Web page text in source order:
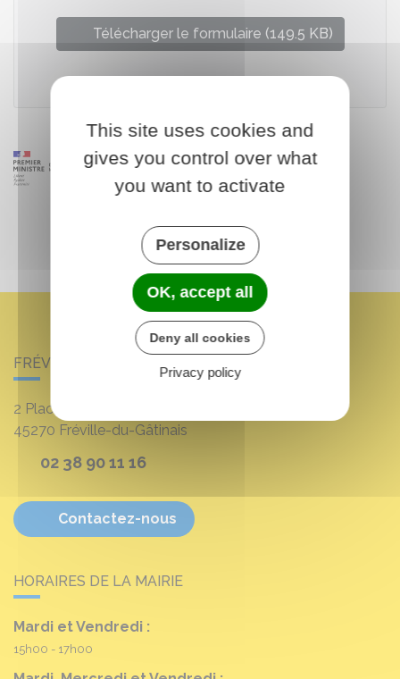
Télécharger le formulaire (149.5 KB)
FRÉVILLE-DU-GÂTINAIS
2 Place Louis Croum
45270 Fréville-du-Gâtinais
02 38 90 11 16
Contactez-nous
HORAIRES DE LA MAIRIE
Mardi et Vendredi :
15h00 - 17h00
This site uses cookies and
gives you control over what
you want to activate
Personalize
OK, accept all
Deny all cookies
Privacy policy